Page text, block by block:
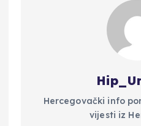
Hercegovački info
vijesti iz